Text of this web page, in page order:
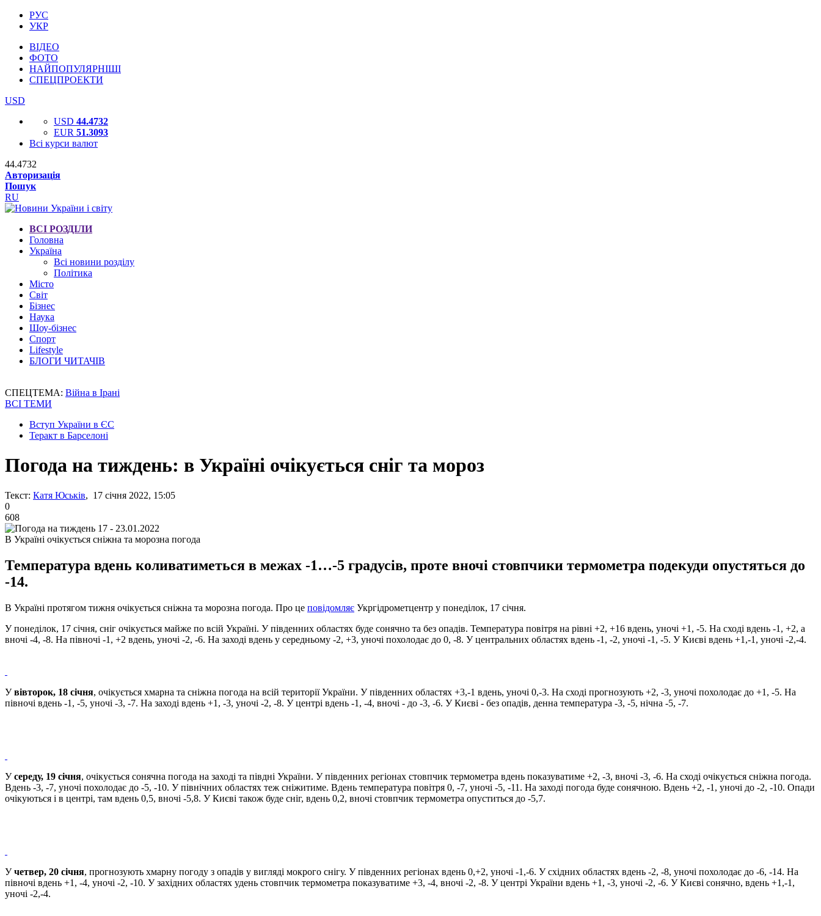
РУС
УКР
ВІДЕО
ФОТО
НАЙПОПУЛЯРНІШІ
СПЕЦПРОЕКТИ
USD
USD 44.4732
EUR 51.3093
Всі курси валют
44.4732
Авторизація
Пошук
RU
ВСІ РОЗДІЛИ
Головна
Україна
Всі новини розділу
Політика
Місто
Світ
Бізнес
Наука
Шоу-бізнес
Спорт
Lifestyle
БЛОГИ ЧИТАЧІВ
СПЕЦТЕМА: Війна в Ірані
ВСІ ТЕМИ
Вступ України в ЄС
Теракт в Барселоні
Погода на тиждень: в Україні очікується сніг та мороз
Текст: Катя Юськів, 17 січня 2022, 15:05
0
608
В Україні очікується сніжна та морозна погода
Температура вдень коливатиметься в межах -1…-5 градусів, проте вночі стовпчики термометра подекуди опустяться до
-14.
В Україні протягом тижня очікується сніжна та морозна погода. Про це повідомляє Укргідрометцентр у понеділок, 17 січня.
У понеділок, 17 січня, сніг очікується майже по всій Україні. У південних областях буде сонячно та без опадів. Температура повітря на рівні +2, +16 вдень, уночі +1, -5. На сході вдень -1, +2, а
вночі -4, -8. На півночі -1, +2 вдень, уночі -2, -6. На заході вдень у середньому -2, +3, уночі похолодає до 0, -8. У центральних областях вдень -1, -2, уночі -1, -5. У Києві вдень +1,-1, уночі -2,-4.
Увівторок, 18 січня, очікується хмарна та сніжна погода на всій території України. У південних областях +3,-1 вдень, уночі 0,-3. На сході прогнозують +2, -3, уночі похолодає до +1, -5. На
півночі вдень -1, -5, уночі -3, -7. На заході вдень +1, -3, уночі -2, -8. У центрі вдень -1, -4, вночі - до -3, -6. У Києві - без опадів, денна температура -3, -5, нічна -5, -7.
Усереду, 19 січня, очікується сонячна погода на заході та півдні України. У південних регіонах стовпчик термометра вдень показуватиме +2, -3, вночі -3, -6. На сході очікується сніжна погода.
Вдень -3, -7, уночі похолодає до -5, -10. У північних областях теж сніжитиме. Вдень температура повітря 0, -7, уночі -5, -11. На заході погода буде сонячною. Вдень +2, -1, уночі до -2, -10. Опади
очікуються і в центрі, там вдень 0,5, вночі -5,8. У Києві також буде сніг, вдень 0,2, вночі стовпчик термометра опуститься до -5,7.
Учетвер, 20 січня, прогнозують хмарну погоду з опадів у вигляді мокрого снігу. У південних регіонах вдень 0,+2, уночі -1,-6. У східних областях вдень -2, -8, уночі похолодає до -6, -14. На
півночі вдень +1, -4, уночі -2, -10. У західних областях удень стовпчик термометра показуватиме +3, -4, вночі -2, -8. У центрі України вдень +1, -3, уночі -2, -6. У Києві сонячно, вдень +1,-1,
уночі -2,-4.